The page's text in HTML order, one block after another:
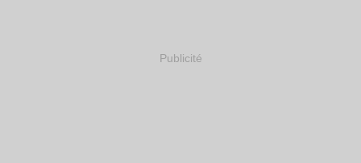
Publicité